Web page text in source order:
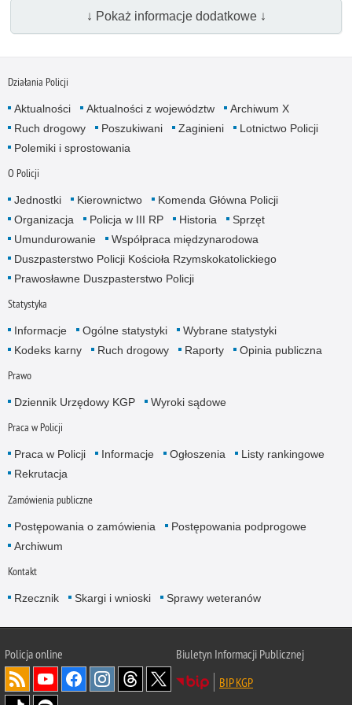
↓ Pokaż informacje dodatkowe ↓
Działania Policji
Aktualności Aktualności z województw
Archiwum X
Ruch drogowy
Poszukiwani Zaginieni
Lotnictwo Policji
Polemiki i sprostowania
O Policji
Jednostki Kierownictwo
Komenda Główna Policji
Organizacja
Policja w III RP Historia
Sprzęt
Umundurowanie
Współpraca międzynarodowa
Duszpasterstwo Policji Kościoła Rzymskokatolickiego
Prawosławne Duszpasterstwo Policji
Statystyka
Informacje Ogólne statystyki
Wybrane statystyki
Kodeks karny
Ruch drogowy Raporty Opinia publiczna
Prawo
Dziennik Urzędowy KGP Wyroki sądowe
Praca w Policji
Praca w Policji Informacje Ogłoszenia
Listy rankingowe
Rekrutacja
Zamówienia publiczne
Postępowania o zamówienia
Postępowania podprogowe
Archiwum
Kontakt
Rzecznik Skargi i wnioski Sprawy weteranów
Policjaonline
Biuletyn Informacji Publicznej
BIP KGP